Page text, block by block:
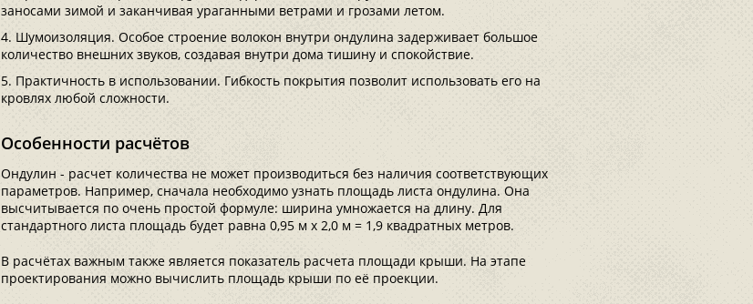
заносами зимой и заканчивая ураганными ветрами и грозами летом.
Шумоизоляция. Особое строение волокон внутри ондулина задерживает большое
количество внешних звуков, создавая внутри дома тишину и спокойствие.
Практичность в использовании. Гибкость покрытия позволит использовать его на
кровлях любой сложности.
Особенности расчётов
Ондулин - расчет количества не может производиться без наличия соответствующих
параметров. Например, сначала необходимо узнать площадь листа ондулина. Она
высчитывается по очень простой формуле: ширина умножается на длину. Для
стандартного листа площадь будет равна 0,95 м х 2,0 м = 1,9 квадратных метров.
В расчётах важным также является показатель расчета площади крыши. На этапе
проектирования можно вычислить площадь крыши по её проекции.